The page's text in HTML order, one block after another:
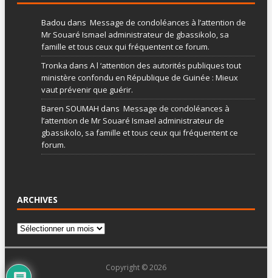
Badou dans Message de condoléances à l’attention de
Mr Souaré Ismael administrateur de gbassikolo, sa
famille et tous ceux qui fréquentent ce forum.
Tronka dans A l ‘attention des autorités publiques tout
ministère confondu en République de Guinée : Mieux
vaut prévenir que guérir.
Baren SOUMAH dans Message de condoléances à
l’attention de Mr Souaré Ismael administrateur de
gbassikolo, sa famille et tous ceux qui fréquentent ce
forum.
ARCHIVES
Copyright © 2026